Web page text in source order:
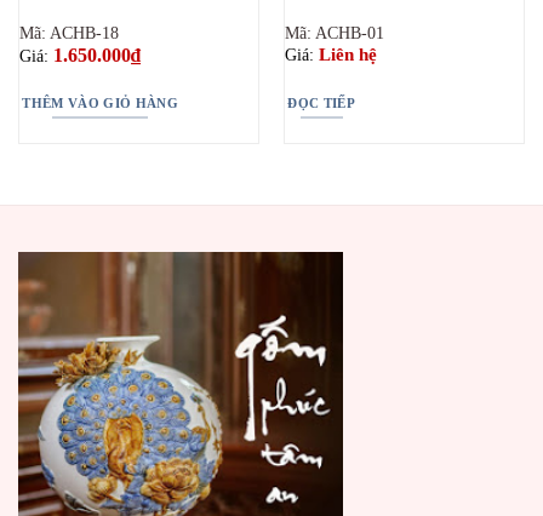
Mã: ACHB-18
Giá: 1.650.000₫
THÊM VÀO GIỎ HÀNG
Mã: ACHB-01
Giá: Liên hệ
ĐỌC TIẾP